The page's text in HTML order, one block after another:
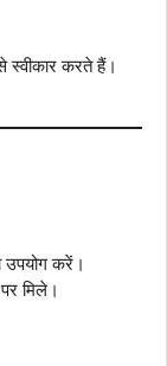
स्वीकार करते हैं।
उपयोग करें।
मिले।